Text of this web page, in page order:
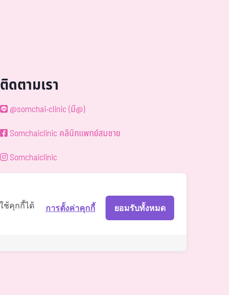
ติดตามเรา
@somchai-clinic (มี@)
Somchaiclinic คลินิกแพทย์สมชาย
Somchaiclinic
Somchai Clinic
ช้คุกกี้ได้
ยอมรับทั้งหมด
การตั้งค่าคุกกี้